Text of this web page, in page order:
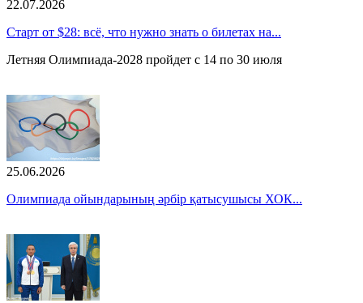
22.07.2026
Старт от $28: всё, что нужно знать о билетах на...
Летняя Олимпиада-2028 пройдет с 14 по 30 июля
25.06.2026
Олимпиада ойындарының әрбір қатысушысы ХОК...